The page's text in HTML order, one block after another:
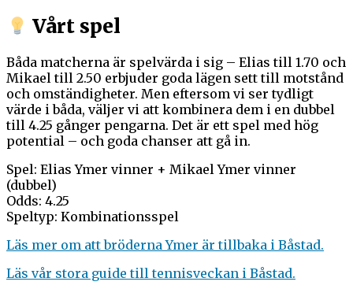
Vårt spel
Båda matcherna är spelvärda i sig – Elias till 1.70 och
Mikael till 2.50 erbjuder goda lägen sett till motstånd
och omständigheter. Men eftersom vi ser tydligt
värde i båda, väljer vi att kombinera dem i en dubbel
till 4.25 gånger pengarna. Det är ett spel med hög
potential – och goda chanser att gå in.
Spel: Elias Ymer vinner + Mikael Ymer vinner
(dubbel)
Odds: 4.25
Speltyp: Kombinationsspel
Läs mer om att bröderna Ymer är tillbaka i Båstad.
Läs vår stora guide till tennisveckan i Båstad.